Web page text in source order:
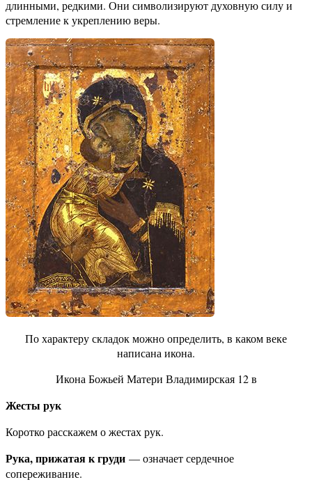
длинными, редкими. Они символизируют духовную силу и
стремление к укреплению веры.
По характеру складок можно определить, в каком веке
написана икона.
Икона Божьей Матери Владимирская 12 в
Жесты рук
Коротко расскажем о жестах рук.
Рука, прижатая к груди — означает сердечное
сопереживание.